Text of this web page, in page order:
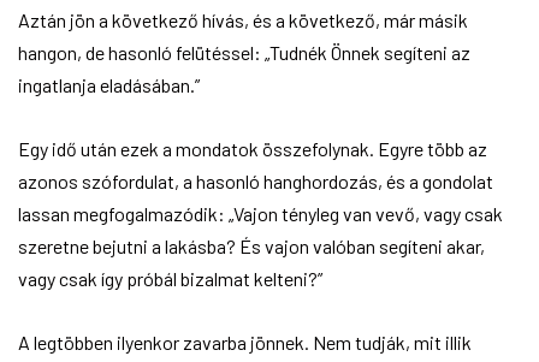
Aztán jön a következő hívás, és a következő, már másik
hangon, de hasonló felütéssel: „Tudnék Önnek segíteni az
ingatlanja eladásában.”
Egy idő után ezek a mondatok összefolynak. Egyre több az
azonos szófordulat, a hasonló hanghordozás, és a gondolat
lassan megfogalmazódik: „Vajon tényleg van vevő, vagy csak
szeretne bejutni a lakásba? És vajon valóban segíteni akar,
vagy csak így próbál bizalmat kelteni?”
A legtöbben ilyenkor zavarba jönnek. Nem tudják, mit illik